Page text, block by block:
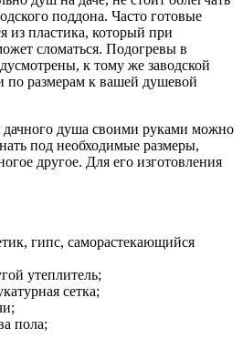
поддона. Часто готовые
из пластика, который при
сломаться. Подогревы в
к тому же заводской
по размерам к вашей душевой
дачного душа своими руками можно
под необходимые размеры,
другое. Для его изготовления
гипс, саморастекающийся
утеплитель;
сетка;
пола;